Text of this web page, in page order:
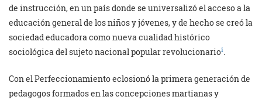
de instrucción, en un país donde se universalizó el acceso a la
educación general de los niños y jóvenes, y de hecho se creó la
sociedad educadora como nueva cualidad histórico
sociológica del sujeto nacional popular revolucionarioi.
Con el Perfeccionamiento eclosionó la primera generación de
pedagogos formados en las concepciones martianas y